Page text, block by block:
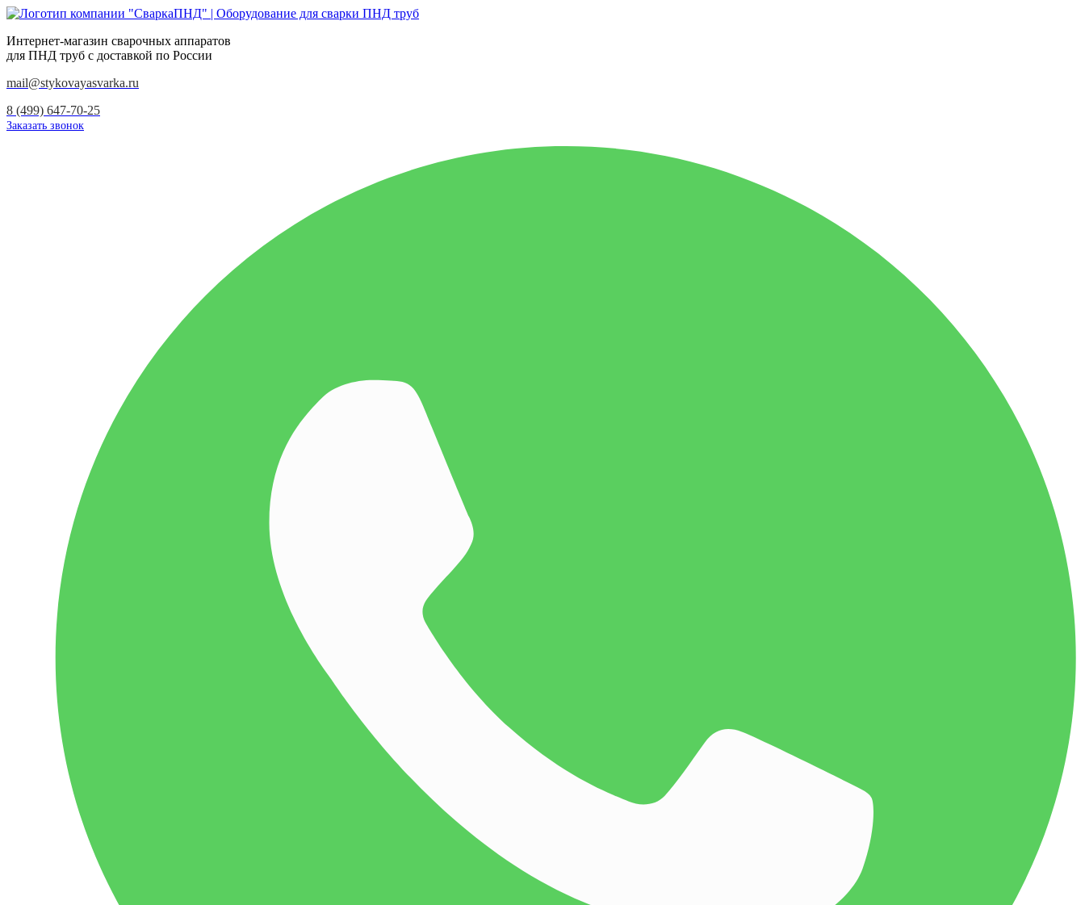
Интернет-магазин сварочных аппаратов
для ПНД труб с доставкой по России
mail@stykovayasvarka.ru
8 (499) 647-70-25
Заказать звонок